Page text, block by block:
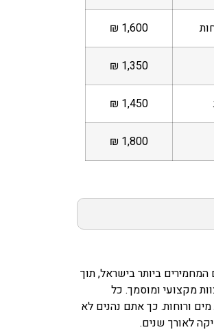
1,600 ₪
1,350 ₪
1,450 ₪
1,800 ₪
ביותר בישראל, תוך
מקצועי ומוסמך. כל
ורוחות. כך אתם נהנים לא
לאורך שנים.